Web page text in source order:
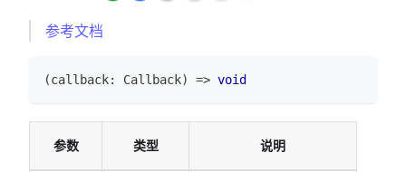
参考文档
(callback: Callback) => void
参数 类型 说明